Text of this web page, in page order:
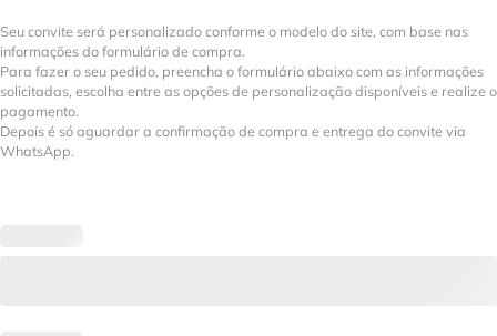
Seu convite será personalizado conforme o modelo do site, com base nas
informações do formulário de compra.
Para fazer o seu pedido, preencha o formulário abaixo com as informações
solicitadas, escolha entre as opções de personalização disponíveis e realize o
pagamento.
Depois é só aguardar a confirmação de compra e entrega do convite via
WhatsApp.